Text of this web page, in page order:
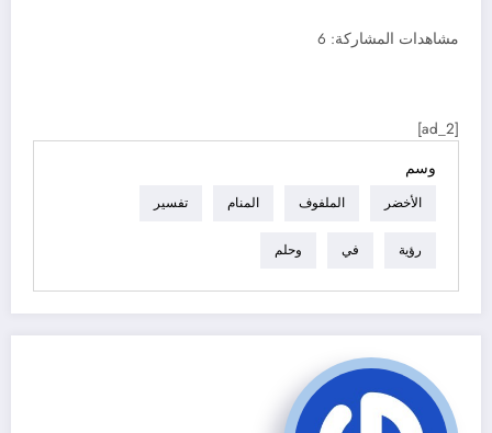
مشاهدات المشاركة: 6
[ad_2]
وسم
الأخضر الملفوف المنام تفسير
رؤية في وحلم